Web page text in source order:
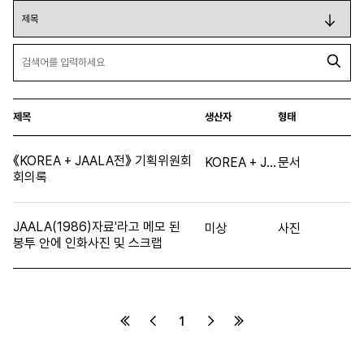
제목 생산자 형태
《KOREA + JAALA전》 기획위원회
회의록
KOREA + JAALA전 기획위원회문서
JAALA(1986)자료'라고 메모 된
봉투 안에 인화사진 및 스크랩
미상 사진
1